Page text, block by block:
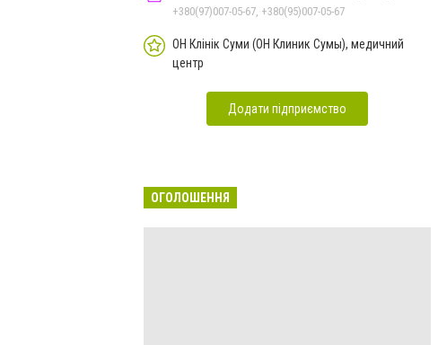
+380(97)007-05-67, +380(95)007-05-67
ОН Клінік Суми (ОН Клиник Сумы), медичний
центр
Додати підприємство
ОГОЛОШЕННЯ